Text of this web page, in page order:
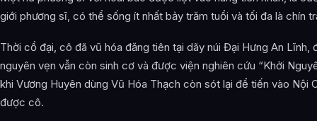
giới phương sĩ, có thể sống ít nhất bảy trăm tuổi và tối đa là chín
Thời cổ đại, cô đã vũ hóa đăng tiên tại dãy núi Đại Hưng An Lĩnh,
nguyên vẹn vẫn còn sinh cơ và được viện nghiên cứu “Khởi
khi Vương Huyên dùng Vũ Hóa Thạch còn sót lại để tiến vào Nội
được cô.